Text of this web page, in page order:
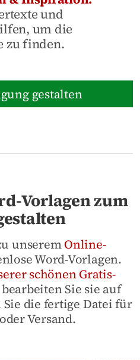
und
um die
zu finden.
gestalten
Vorlagen zum
unseremOnline-
Word-Vorlagen.
schönen Gratis-
Sie sie auf
die fertige Datei für
Versand.